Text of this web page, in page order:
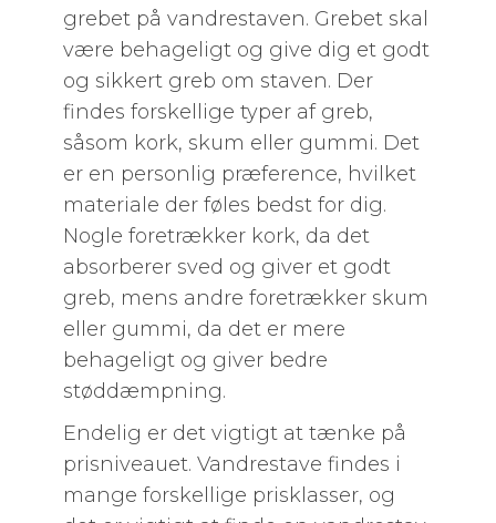
grebet på vandrestaven. Grebet skal
være behageligt og give dig et godt
og sikkert greb om staven. Der
findes forskellige typer af greb,
såsom kork, skum eller gummi. Det
er en personlig præference, hvilket
materiale der føles bedst for dig.
Nogle foretrækker kork, da det
absorberer sved og giver et godt
greb, mens andre foretrækker skum
eller gummi, da det er mere
behageligt og giver bedre
støddæmpning.
Endelig er det vigtigt at tænke på
prisniveauet. Vandrestave findes i
mange forskellige prisklasser, og